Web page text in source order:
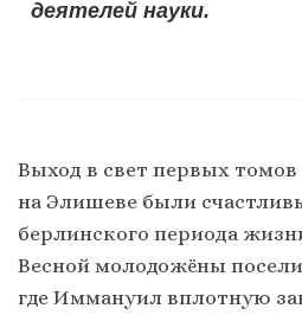
деятелей науки.
Выход в свет первых
на Элишеве были
берлинского периода
Весной молодожёны
где Иммануил вплотную